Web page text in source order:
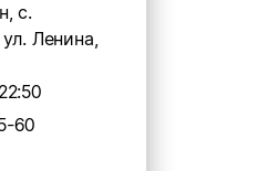
с.
Ленина,
60